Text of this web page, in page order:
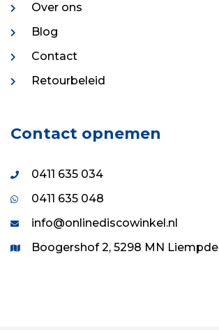
Over ons
Blog
Contact
Retourbeleid
Contact opnemen
0411 635 034
0411 635 048
info@onlinediscowinkel.nl
Boogershof 2, 5298 MN Liempde